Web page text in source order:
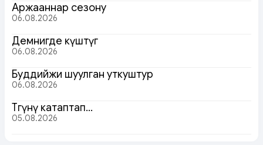
Аржааннар сезону
06.08.2026
Демнигде күштүг
06.08.2026
Буддийжи шуулган уткуштур
06.08.2026
Төөгүнү катаптап…
05.08.2026